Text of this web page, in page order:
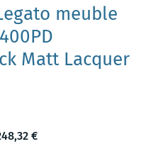
meuble
Matt Lacquer
€